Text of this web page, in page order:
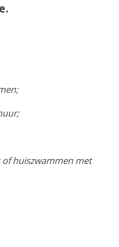
huiszwammen met